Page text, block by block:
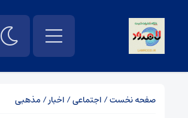
صفحه نخست/ اجتماعی/ اخبار/ مذهبی